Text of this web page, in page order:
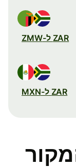
ZAR ל-ZMW
ZAR ל-MXN